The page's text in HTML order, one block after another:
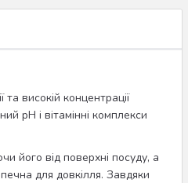
високій концентрації
pH і вітамінні комплекси
його від поверхні посуду, а
для довкілля. Завдяки